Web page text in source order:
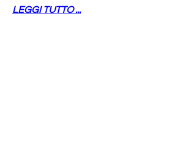
LEGGI TUTTO ...